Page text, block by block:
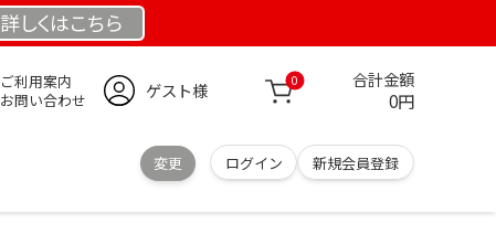
詳しくはこちら
ご利用案内
お問い合わせ
ゲスト様 0 合計金額
0円
変更 ログイン 新規会員登録